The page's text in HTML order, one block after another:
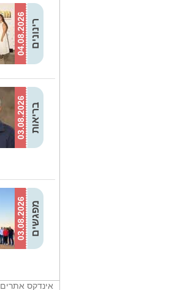
04.08.2026 רינונים
03.08.2026 בריאות
03.08.2026 מפגשים
אינדקס אתרים